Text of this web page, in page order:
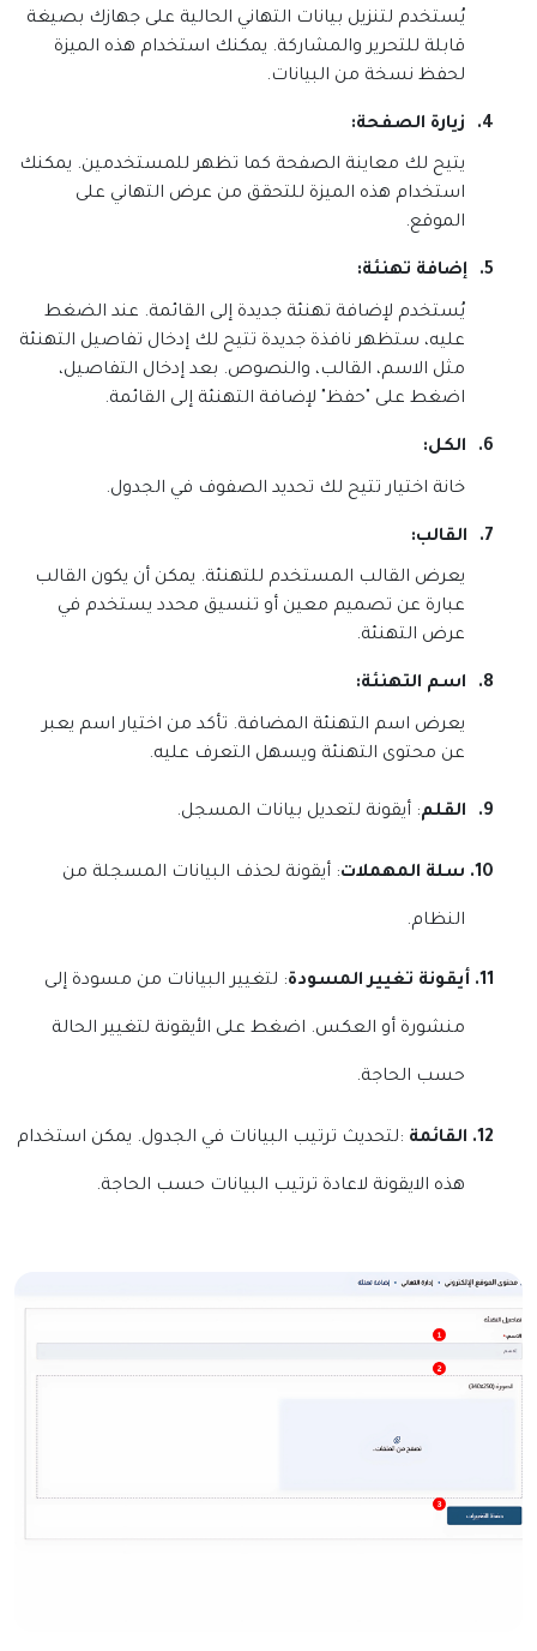
يُستخدم لتنزيل بيانات التهاني الحالية على جهازك بصيغة
قابلة للتحرير والمشاركة. يمكنك استخدام هذه الميزة
لحفظ نسخة من البيانات.
4. زيارة الصفحة:
يتيح لك معاينة الصفحة كما تظهر للمستخدمين. يمكنك
استخدام هذه الميزة للتحقق من عرض التهاني على
الموقع.
5. إضافة تهنئة:
يُستخدم لإضافة تهنئة جديدة إلى القائمة. عند الضغط
عليه، ستظهر نافذة جديدة تتيح لك إدخال تفاصيل التهنئة
مثل الاسم، القالب، والنصوص. بعد إدخال التفاصيل،
اضغط على "حفظ" لإضافة التهنئة إلى القائمة.
6. الكل:
خانة اختيار تتيح لك تحديد الصفوف في الجدول.
7. القالب:
يعرض القالب المستخدم للتهنئة. يمكن أن يكون القالب
عبارة عن تصميم معين أو تنسيق محدد يستخدم في
عرض التهنئة.
8. اسم التهنئة:
يعرض اسم التهنئة المضافة. تأكد من اختيار اسم يعبر
عن محتوى التهنئة ويسهل التعرف عليه.
9. القلم: أيقونة لتعديل بيانات المسجل.
10. سلة المهملات: أيقونة لحذف البيانات المسجلة من
النظام.
11. أيقونة تغيير المسودة: لتغيير البيانات من مسودة إلى
منشورة أو العكس. اضغط على الأيقونة لتغيير الحالة
حسب الحاجة.
12. القائمة :لتحديث ترتيب البيانات في الجدول. يمكن استخدام
هذه الايقونة لاعادة ترتيب البيانات حسب الحاجة.